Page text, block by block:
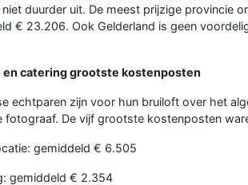
niet duurder uit. De meest prijzige provincie
€ 23.206. Ook Gelderland is geen
catering grootste kostenposten
echtparen zijn voor hun bruiloft over het
fotograaf. De vijf grootste kostenposten
gemiddeld € 6.505
gemiddeld € 2.354